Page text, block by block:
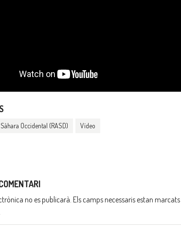
Sàhara Occidental (RASD) Vídeo
no es publicarà. Els camps necessaris estan